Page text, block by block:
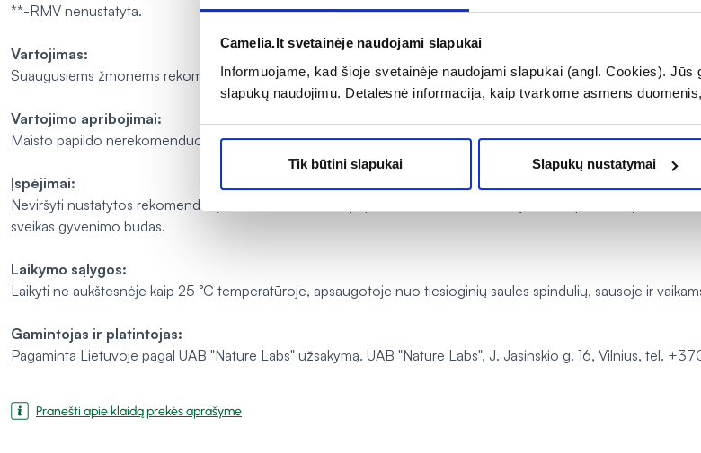
Camelia.lt svetainėje naudojami slapukai
Informuojame, kad šioje svetainėje naudojami slapukai (angl. Cookies).
slapukų naudojimu. Detalesnė informacija, kaip tvarkome asmens
Tik būtini slapukai Slapukų nustatymai
**-RMV nenustatyta.
Vartojimas:
Suaugusiems žmonėms rekomenduojama vartoti 2 guminukus per dieną.
Vartojimo apribojimai:
Maisto papildo nerekomenduojama vartoti jaunesniems nei 18 metų amžiaus vaikams, nėščioms moterims,
Įspėjimai:
Neviršyti nustatytos rekomenduojamos dozės. Maisto papildas neturėtų būti vartojamas kaip maisto
sveikas gyvenimo būdas.
Laikymo sąlygos:
Laikyti ne aukštesnėje kaip 25 °C temperatūroje, apsaugotoje nuo tiesioginių saulės spindulių, sausoje ir
Gamintojas ir platintojas:
Pagaminta Lietuvoje pagal UAB "Nature Labs" užsakymą. UAB "Nature Labs", J. Jasinskio g. 16, Vilnius, tel.
Pranešti apie klaidą prekės aprašyme